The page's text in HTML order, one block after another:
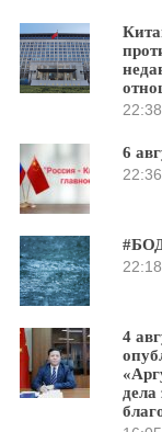
22:38
6
22:36
22:18
4